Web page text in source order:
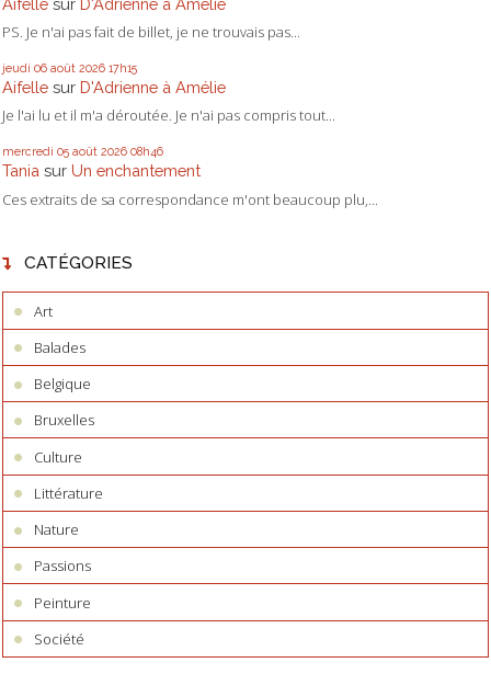
PS. Je n'ai pas fait de billet, je ne trouvais pas...
jeudi 06 août 2026 17h15
Aifelle sur D'Adrienne à Amélie
Je l'ai lu et il m'a déroutée. Je n'ai pas compris tout...
mercredi 05 août 2026 08h46
Tania sur Un enchantement
Ces extraits de sa correspondance m'ont beaucoup plu,...
CATÉGORIES
Art
Balades
Belgique
Bruxelles
Culture
Littérature
Nature
Passions
Peinture
Société